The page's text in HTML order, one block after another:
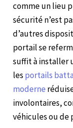
comme un lieu
sécurité n’est
d’autres
portail se
suffit à installer
les portails
moderne
involontaires,
véhicules ou de